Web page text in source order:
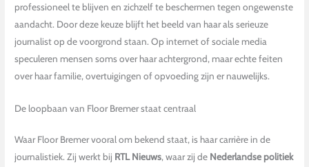
professioneel te blijven en zichzelf te beschermen tegen ongewenste
aandacht. Door deze keuze blijft het beeld van haar als serieuze
journalist op de voorgrond staan. Op internet of sociale media
speculeren mensen soms over haar achtergrond, maar echte feiten
over haar familie, overtuigingen of opvoeding zijn er nauwelijks.
De loopbaan van Floor Bremer staat centraal
Waar Floor Bremer vooral om bekend staat, is haar carrière in de
journalistiek. Zij werkt bij RTL Nieuws, waar zij de Nederlandse politiek